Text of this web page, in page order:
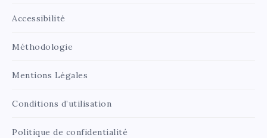
Accessibilité
Méthodologie
Mentions Légales
Conditions d’utilisation
Politique de confidentialité